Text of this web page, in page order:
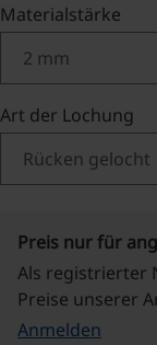
Materialstärke
Art der Lochung
Preis nur für
Als registrierter
Preise unserer
Anmelden